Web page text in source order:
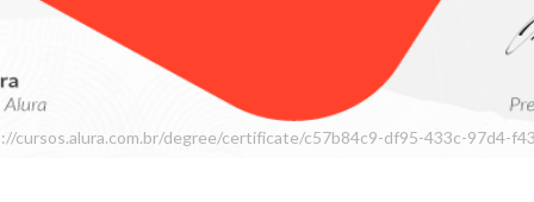
cursos.alura.com.br/degree/certificate/c57b84c9-df95-433c-97d4-